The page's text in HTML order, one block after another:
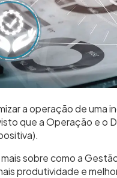
a operação de uma
que a Operação e o
sobre como a
produtividade e